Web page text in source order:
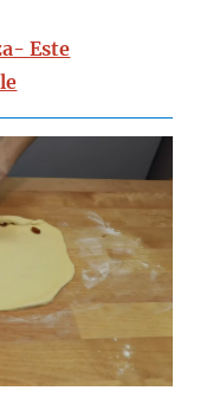
Este